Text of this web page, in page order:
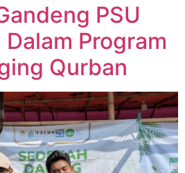
PSU
Dalam Program
Qurban